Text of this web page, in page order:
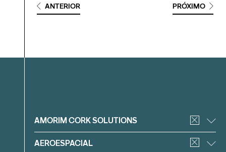
ANTERIOR PRÓXIMO
Filtrar
AMORIM CORK SOLUTIONS
AEROESPACIAL